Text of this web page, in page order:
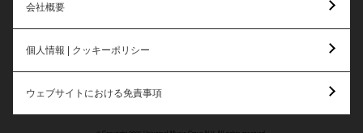
会社概要
個人情報 | クッキーポリシー
ウェブサイトにおける免責事項